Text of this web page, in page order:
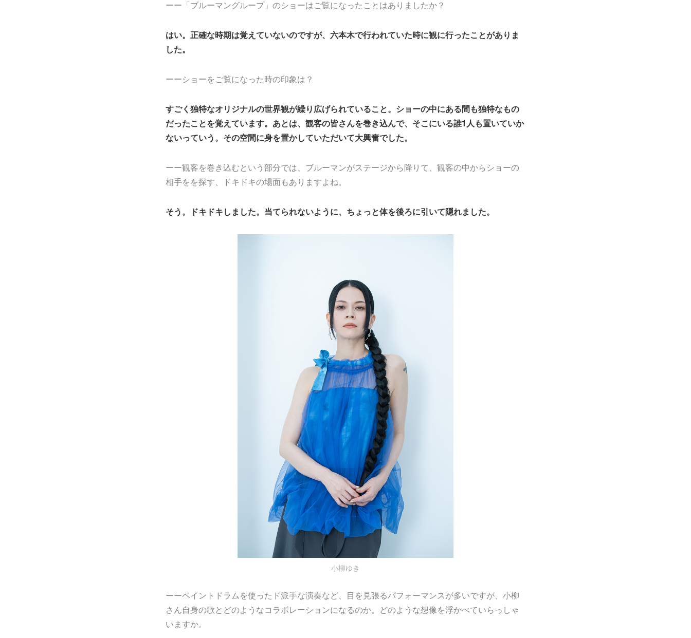
ーー「ブルーマングループ」のショーはご覧になったことはありましたか？
はい。正確な時期は覚えていないのですが、六本木で行われていた時に観に行ったことがありま
した。
ーーショーをご覧になった時の印象は？
すごく独特なオリジナルの世界観が繰り広げられていること。ショーの中にある間も独特なもの
だったことを覚えています。あとは、観客の皆さんを巻き込んで、そこにいる誰1人も置いていか
ないっていう。その空間に身を置かしていただいて大興奮でした。
ーー観客を巻き込むという部分では、ブルーマンがステージから降りて、観客の中からショーの
相手をを探す、ドキドキの場面もありますよね。
そう。ドキドキしました。当てられないように、ちょっと体を後ろに引いて隠れました。
小柳ゆき
ーーペイントドラムを使ったド派手な演奏など、目を見張るパフォーマンスが多いですが、小柳
さん自身の歌とどのようなコラボレーションになるのか。どのような想像を浮かべていらっしゃ
いますか。